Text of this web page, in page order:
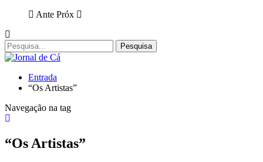
Ante Próx
Entrada
“Os Artistas”
Navegação na tag
“Os Artistas”